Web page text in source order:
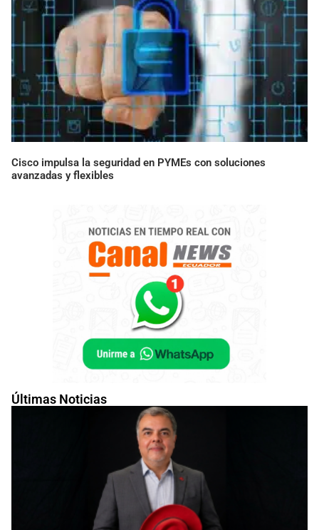
Últimas Noticias
Cisco impulsa la seguridad en PYMEs con soluciones
avanzadas y flexibles